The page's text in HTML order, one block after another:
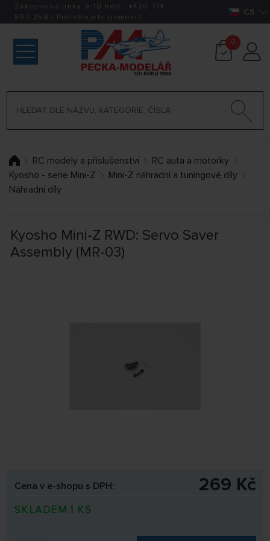
Zákaznická linka 9-18 hod.: +420 774
590 258 | Potřebujete pomoci? CS
0
RC modely a příslušenství
RC auta a motorky
Kyosho - serie Mini-Z
Mini-Z náhradní a tuningové díly
Náhradní díly
Kyosho Mini-Z RWD: Servo Saver
Assembly (MR-03)
Cena v e-shopu s DPH: 269 Kč
SKLADEM 1 KS